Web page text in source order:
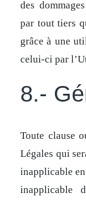
des
par tout tiers
grâce à une
celui-ci par
8.-
Toute clause
Légales qui
inapplicable
inapplicable